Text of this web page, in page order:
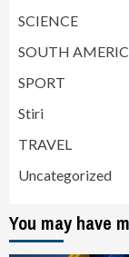
SCIENCE
SOUTH
SPORT
Stiri
TRAVEL
Uncategorized
You may have